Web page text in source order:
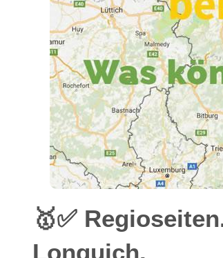
🥇✅
Longuich.